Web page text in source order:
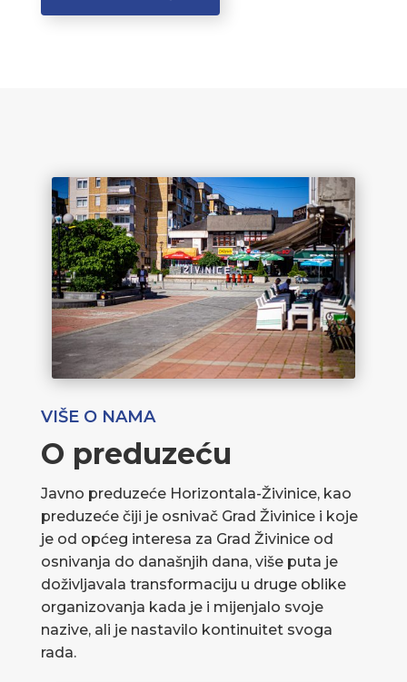
VIŠE O NAMA
O preduzeću
Javno preduzeće Horizontala-Živinice, kao
preduzeće čiji je osnivač Grad Živinice i koje
je od općeg interesa za Grad Živinice od
osnivanja do današnjih dana, više puta je
doživljavala transformaciju u druge oblike
organizovanja kada je i mijenjalo svoje
nazive, ali je nastavilo kontinuitet svoga
rada.